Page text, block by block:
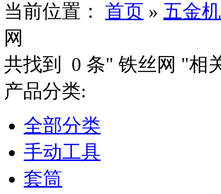
当前位置： 首页 » 五金
网
共找到
0 条" 铁丝网 "相
产品分类:
全部分类
手动工具
套筒